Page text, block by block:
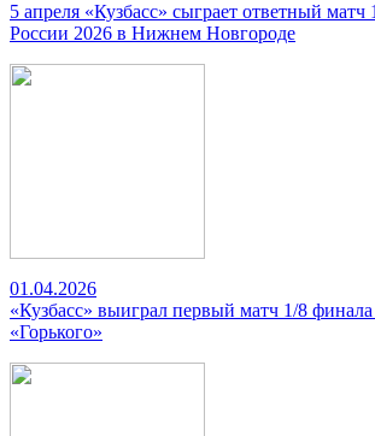
5 апреля «Кузбасс» сыграет ответный
России 2026 в Нижнем Новгороде
01.04.2026
«Кузбасс» выиграл первый матч 1/8
«Горького»